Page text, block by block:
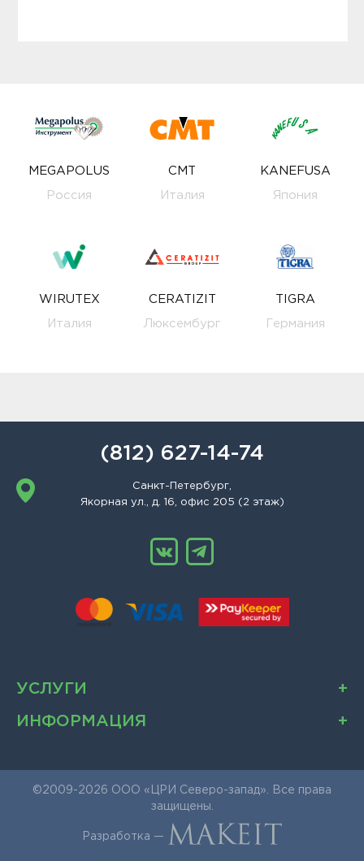
MEGAPOLUS
Россия
CMT
Италия
KANEFUSA
Япония
WIRUTEX
Италия
CERATIZIT
Люксембург
TIGRA
Германия
(812) 627-14-74
Санкт-Петербург,
Якорная ул., д. 16, офис 205 (2 этаж)
УСЛУГИ
ИНФОРМАЦИЯ
©2009-2026 ООО «ЦРИ Северо-запад». Все права
защищены.
Разработка —